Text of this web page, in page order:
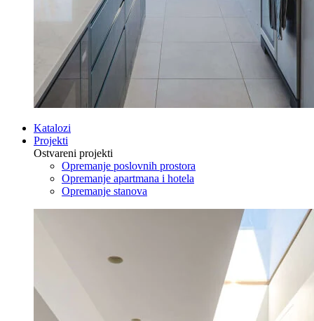
Katalozi
Projekti
Ostvareni projekti
Opremanje poslovnih prostora
Opremanje apartmana i hotela
Opremanje stanova